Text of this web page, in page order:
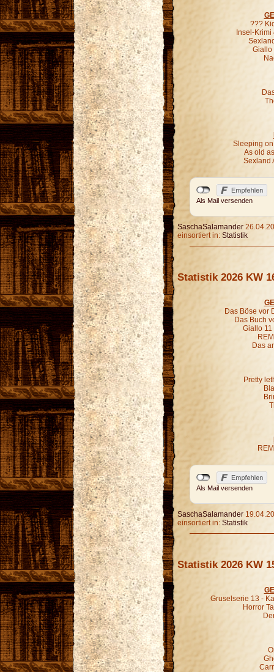
???
Insel-
Giallo
Sleeping
As old
Sexland
Als Mail versenden
SaschaSalamander
einsortiert in: Statistik
Statistik 2026 KW
Das Böse vor
Das Buch
Giallo 11
Das
Pretty
Als Mail versenden
SaschaSalamander
einsortiert in: Statistik
Statistik 2026 KW
Gruselserie 13 -
Horror